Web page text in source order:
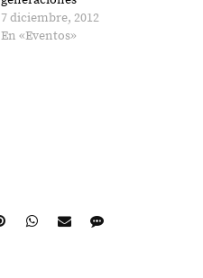
7 diciembre, 2012
En «Eventos»